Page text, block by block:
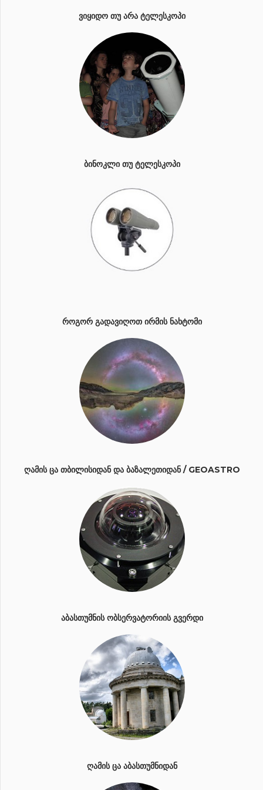
ᲕᲘᲧᲘᲓᲝ ᲗᲣ ᲐᲠᲐ ᲢᲔᲚᲔᲡᲙᲝᲞᲘ
ᲑᲘᲜᲝᲙᲚᲘ ᲗᲣ ᲢᲔᲚᲔᲡᲙᲝᲞᲘ
ᲠᲝᲒᲝᲠ ᲒᲐᲓᲐᲕᲘᲦᲝᲗ ᲘᲠᲛᲘᲡ ᲜᲐᲮᲢᲝᲛᲘ
ᲦᲐᲛᲘᲡ ᲪᲐ ᲗᲑᲘᲚᲘᲡᲘᲓᲐᲜ ᲓᲐ ᲑᲐᲖᲐᲚᲔᲗᲘᲓᲐᲜ / GEOASTRO
ᲐᲑᲐᲡᲗᲣᲛᲜᲘᲡ ᲝᲑᲡᲔᲠᲕᲐᲢᲝᲠᲘᲘᲡ ᲒᲕᲔᲠᲓᲘ
ᲦᲐᲛᲘᲡ ᲪᲐ ᲐᲑᲐᲡᲗᲣᲛᲜᲘᲓᲐᲜ